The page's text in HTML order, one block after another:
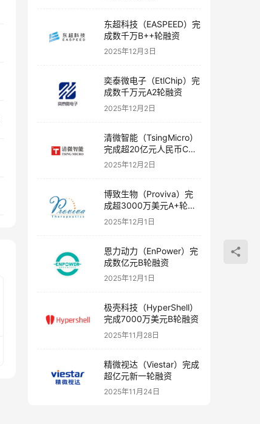
东超科技（EASPEED）完
成数千万B++轮融资
2025年12月3日
奕泰微电子（EtlChip）完
成数千万元A2轮融资
2025年12月2日
清微智能（TsingMicro）
完成超20亿元人民币C轮
融资
2025年12月2日
博致生物（Proviva）完
成超3000万美元A+轮融
资
2025年12月1日
恩力动力（EnPower）完
成数亿元B轮融资
2025年12月1日
极壳科技（HyperShell）
完成7000万美元B轮融资
2025年11月28日
精微视达（Viestar）完成
超亿元新一轮融资
2025年11月24日